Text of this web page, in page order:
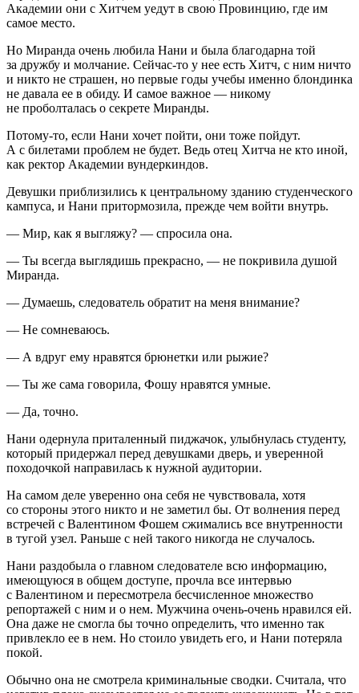
Академии они с Хитчем уедут в свою Провинцию, где им
самое место.
Но Миранда очень любила Нани и была благодарна той
за дружбу и молчание. Сейчас-то у нее есть Хитч, с ним ничто
и никто не страшен, но первые годы учебы именно блондинка
не давала ее в обиду. И самое важное — никому
не проболталась о секрете Миранды.
Потому-то, если Нани хочет пойти, они тоже пойдут.
А с билетами проблем не будет. Ведь отец Хитча не кто иной,
как ректор Академии вундеркиндов.
Девушки приблизились к центральному зданию студенческого
кампуса, и Нани притормозила, прежде чем войти внутрь.
— Мир, как я выгляжу? — спросила она.
— Ты всегда выглядишь прекрасно, — не покривила душой
Миранда.
— Думаешь, следователь обратит на меня внимание?
— Не сомневаюсь.
— А вдруг ему нравятся брюнетки или рыжие?
— Ты же сама говорила, Фошу нравятся умные.
— Да, точно.
Нани одернула приталенный пиджачок, улыбнулась студенту,
который придержал перед девушками дверь, и уверенной
походочкой направилась к нужной аудитории.
На самом деле уверенно она себя не чувствовала, хотя
со стороны этого никто и не заметил бы. От волнения перед
встречей с Валентином Фошем сжимались все внутренности
в тугой узел. Раньше с ней такого никогда не случалось.
Нани раздобыла о главном следователе всю информацию,
имеющуюся в общем доступе, прочла все интервью
с Валентином и пересмотрела бесчисленное множество
репортажей с ним и о нем. Мужчина очень-очень нравился ей.
Она даже не смогла бы точно определить, что именно так
привлекло ее в нем. Но стоило увидеть его, и Нани потеряла
покой.
Обычно она не смотрела криминальные сводки. Считала, что